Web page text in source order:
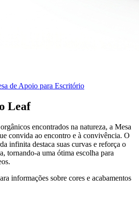
de Apoio para Escritório
Leaf
encontrados na natureza, a Mesa
convida ao encontro e à convivência. O
infinita destaca suas curvas e reforça o
tornando-a uma ótima escolha para
informações sobre cores e acabamentos